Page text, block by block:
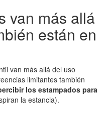
van más allá
están en
van más allá del uso
limitantes también
los estampados para
la estancia).